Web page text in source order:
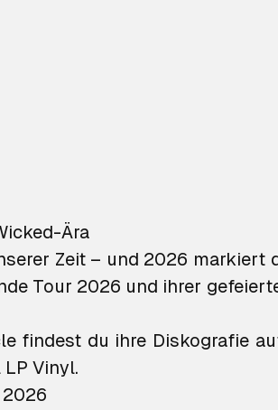
-Ära
Zeit – und 2026 markiert
Tour 2026 und ihrer
findest du ihre Diskografie
Vinyl.
2026